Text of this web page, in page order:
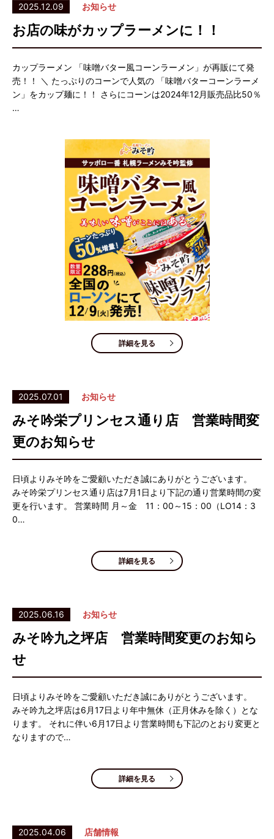
2025.12.09 お知らせ
お店の味がカップラーメンに！！
カップラーメン 「味噌バター風コーンラーメン」が再販にて発
売！！ ＼ たっぷりのコーンで人気の 「味噌バターコーンラーメ
ン」をカップ麺に！！ さらにコーンは2024年12月販売品比50％
…
詳細を見る
2025.07.01 お知らせ
みそ吟栄プリンセス通り店 営業時間変
更のお知らせ
日頃よりみそ吟をご愛顧いただき誠にありがとうございます。
みそ吟栄プリンセス通り店は7月1日より下記の通り営業時間の変
更を行います。 営業時間 月～金 11：00～15：00（LO14：3
0…
詳細を見る
2025.06.16 お知らせ
みそ吟九之坪店 営業時間変更のお知ら
せ
日頃よりみそ吟をご愛顧いただき誠にありがとうございます。
みそ吟九之坪店は6月17日より年中無休（正月休みを除く）とな
ります。 それに伴い6月17日より営業時間も下記のとおり変更と
なりますので…
詳細を見る
2025.04.06 店舗情報